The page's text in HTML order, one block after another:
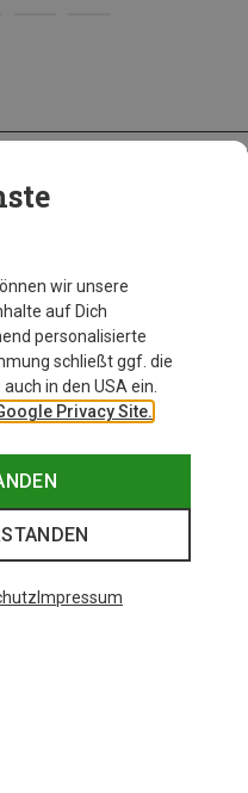
wir unsere
auf Dich
personalisierte
schließt ggf. die
in den USA ein.
Privacy Site.
Impressum